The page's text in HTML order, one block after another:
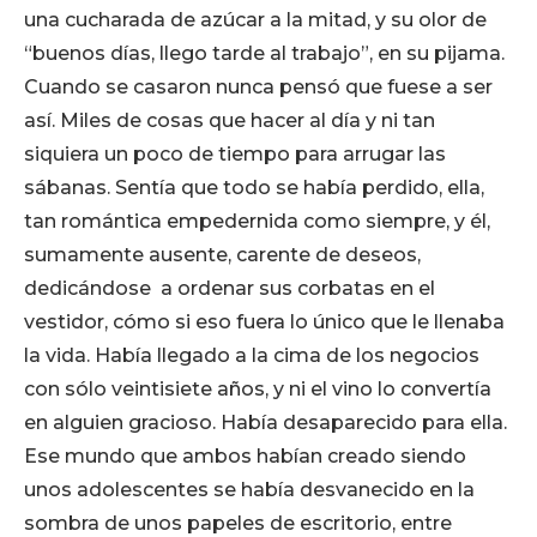
una cucharada de azúcar a la mitad, y su olor de
“buenos días, llego tarde al trabajo”, en su pijama.
Cuando se casaron nunca pensó que fuese a ser
así. Miles de cosas que hacer al día y ni tan
siquiera un poco de tiempo para arrugar las
sábanas. Sentía que todo se había perdido, ella,
tan romántica empedernida como siempre, y él,
sumamente ausente, carente de deseos,
dedicándose a ordenar sus corbatas en el
vestidor, cómo si eso fuera lo único que le llenaba
la vida. Había llegado a la cima de los negocios
con sólo veintisiete años, y ni el vino lo convertía
en alguien gracioso. Había desaparecido para ella.
Ese mundo que ambos habían creado siendo
unos adolescentes se había desvanecido en la
sombra de unos papeles de escritorio, entre